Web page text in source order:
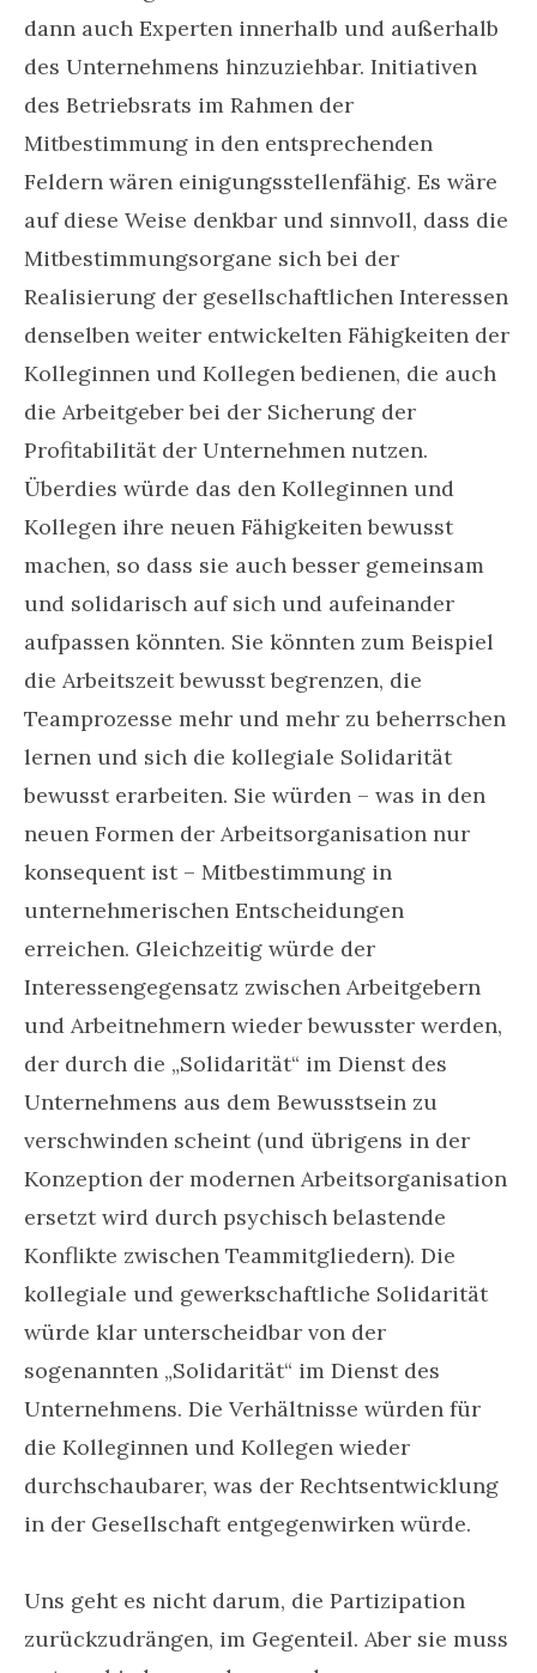
dann auch Experten innerhalb und außerhalb
des Unternehmens hinzuziehbar. Initiativen
des Betriebsrats im Rahmen der
Mitbestimmung in den entsprechenden
Feldern wären einigungsstellenfähig. Es wäre
auf diese Weise denkbar und sinnvoll, dass die
Mitbestimmungsorgane sich bei der
Realisierung der gesellschaftlichen Interessen
denselben weiter entwickelten Fähigkeiten der
Kolleginnen und Kollegen bedienen, die auch
die Arbeitgeber bei der Sicherung der
Profitabilität der Unternehmen nutzen.
Überdies würde das den Kolleginnen und
Kollegen ihre neuen Fähigkeiten bewusst
machen, so dass sie auch besser gemeinsam
und solidarisch auf sich und aufeinander
aufpassen könnten. Sie könnten zum Beispiel
die Arbeitszeit bewusst begrenzen, die
Teamprozesse mehr und mehr zu beherrschen
lernen und sich die kollegiale Solidarität
bewusst erarbeiten. Sie würden – was in den
neuen Formen der Arbeitsorganisation nur
konsequent ist – Mitbestimmung in
unternehmerischen Entscheidungen
erreichen. Gleichzeitig würde der
Interessengegensatz zwischen Arbeitgebern
und Arbeitnehmern wieder bewusster werden,
der durch die „Solidarität“ im Dienst des
Unternehmens aus dem Bewusstsein zu
verschwinden scheint (und übrigens in der
Konzeption der modernen Arbeitsorganisation
ersetzt wird durch psychisch belastende
Konflikte zwischen Teammitgliedern). Die
kollegiale und gewerkschaftliche Solidarität
würde klar unterscheidbar von der
sogenannten „Solidarität“ im Dienst des
Unternehmens. Die Verhältnisse würden für
die Kolleginnen und Kollegen wieder
durchschaubarer, was der Rechtsentwicklung
in der Gesellschaft entgegenwirken würde.
Uns geht es nicht darum, die Partizipation
zurückzudrängen, im Gegenteil. Aber sie muss